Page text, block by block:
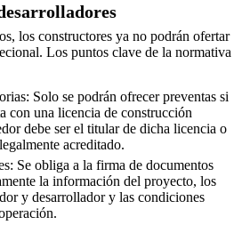
los constructores ya no podrán ofertar
Los puntos clave de la normativa
Solo se podrán ofrecer preventas si
con una licencia de construcción
debe ser el titular de dicha licencia o
acreditado.
Se obliga a la firma de documentos
la información del proyecto, los
y desarrollador y las condiciones